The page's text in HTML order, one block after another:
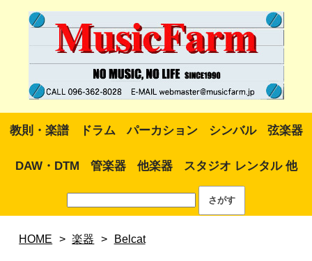
教則・楽譜 ドラム パーカション シンバル 弦楽器
DAW・DTM 管楽器 他楽器 スタジオ レンタル 他
HOME > 楽器 > Belcat